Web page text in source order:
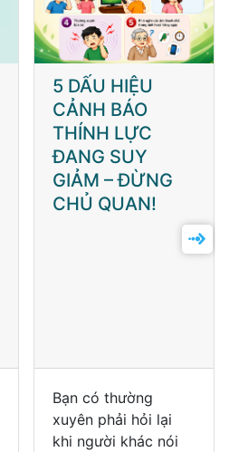
5 DẤU HIỆU
CẢNH BÁO
THÍNH LỰC
ĐANG SUY
GIẢM – ĐỪNG
CHỦ QUAN!
Bạn có thường
xuyên phải hỏi lại
khi người khác nói